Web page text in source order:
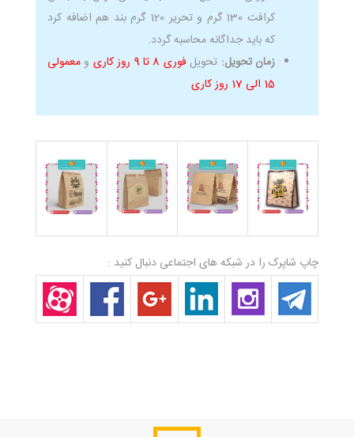
کرافت 130 گرم و تحریر 120 گرم بند هم اضافه کرد
که باید جداگانه محاسبه گردد.
زمان تحویل: تحویل فوری 8 تا 9 روز کاری و معمولی
15 الی 17 روز کاری
چاپ شاپرک را در شبکه های اجتماعی دنبال کنید :